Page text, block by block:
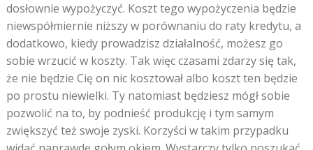
dosłownie wypożyczyć. Koszt tego wypożyczenia będzie
niewspółmiernie niższy w porównaniu do raty kredytu, a
dodatkowo, kiedy prowadzisz działalność, możesz go
sobie wrzucić w koszty. Tak więc czasami zdarzy się tak,
że nie będzie Cię on nic kosztował albo koszt ten będzie
po prostu niewielki. Ty natomiast będziesz mógł sobie
pozwolić na to, by podnieść produkcję i tym samym
zwiększyć też swoje zyski. Korzyści w takim przypadku